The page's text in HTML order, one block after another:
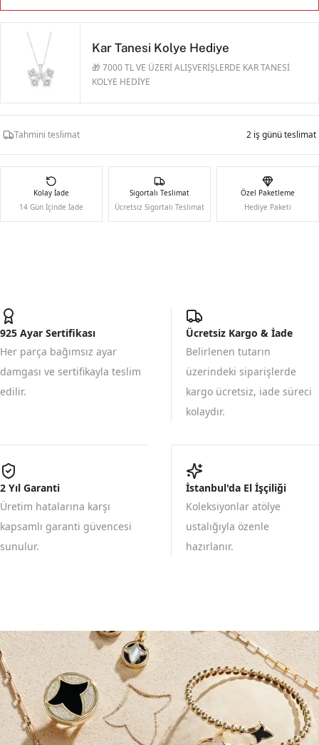
Kar Tanesi Kolye Hediye
🎁 7000 TL VE ÜZERİ ALIŞVERİŞLERDE KAR TANESİ
KOLYE HEDİYE
Tahmini teslimat 2 iş günü teslimat
Kolay İade
14 Gün İçinde İade
Sigortalı Teslimat
Ücretsiz Sigortalı Teslimat
Özel Paketleme
Hediye Paketi
925 Ayar Sertifikası
Her parça bağımsız ayar
damgası ve sertifikayla teslim
edilir.
Ücretsiz Kargo & İade
Belirlenen tutarın
üzerindeki siparişlerde
kargo ücretsiz, iade süreci
kolaydır.
2 Yıl Garanti
Üretim hatalarına karşı
kapsamlı garanti güvencesi
sunulur.
İstanbul'da El İşçiliği
Koleksiyonlar atölye
ustalığıyla özenle
hazırlanır.